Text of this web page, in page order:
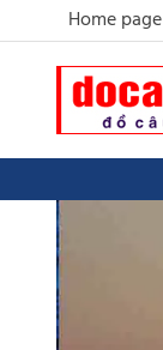
Home page